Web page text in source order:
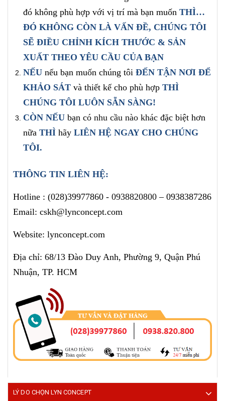
đó không phù hợp với vị trí mà bạn muốn THÌ…
ĐÓ KHÔNG CÒN LÀ VẤN ĐỀ, CHÚNG TÔI
SẼ ĐIỀU CHỈNH KÍCH THƯỚC & SẢN
XUẤT THEO YÊU CẦU CỦA BẠN
NẾU nếu bạn muốn chúng tôi ĐẾN TẬN NƠI ĐỂ
KHẢO SÁT và thiết kế cho phù hợp THÌ
CHÚNG TÔI LUÔN SẴN SÀNG!
CÒN NẾU bạn có nhu cầu nào khác đặc biệt hơn
nữa THÌ hãy LIÊN HỆ NGAY CHO CHÚNG
TÔI.
THÔNG TIN LIÊN HỆ:
Hotline : (028)39977860 - 0938820800 – 0938387286
Email: cskh@lynconcept.com
Website: lynconcept.com
Địa chỉ: 68/13 Đào Duy Anh, Phường 9, Quận Phú
Nhuận, TP. HCM
LÝ DO CHỌN LYN CONCEPT